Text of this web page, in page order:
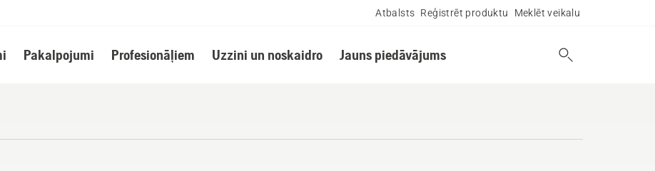
Atbalsts Reģistrēt produktu Meklēt veikalu
Pakalpojumi Profesionāļiem Uzzini un noskaidro Jauns piedāvājums